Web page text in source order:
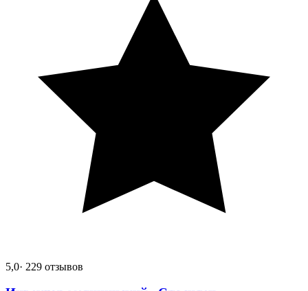
5,0· 229 отзывов